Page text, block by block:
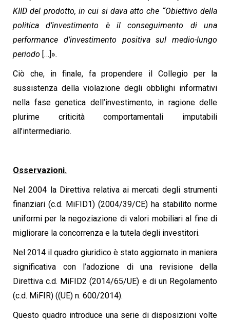
KIID del prodotto, in cui si dava atto che “Obiettivo della
politica d’investimento è il conseguimento di una
performance d’investimento positiva sul medio-lungo
periodo […]».
Ciò che, in finale, fa propendere il Collegio per la
sussistenza della violazione degli obblighi informativi
nella fase genetica dell’investimento, in ragione delle
plurime criticità comportamentali imputabili
all’intermediario.
Osservazioni.
Nel 2004 la Direttiva relativa ai mercati degli strumenti
finanziari (c.d. MiFID1) (2004/39/CE) ha stabilito norme
uniformi per la negoziazione di valori mobiliari al fine di
migliorare la concorrenza e la tutela degli investitori.
Nel 2014 il quadro giuridico è stato aggiornato in maniera
significativa con l’adozione di una revisione della
Direttiva c.d. MiFID2 (2014/65/UE) e di un Regolamento
(c.d. MiFIR) ((UE) n. 600/2014).
Questo quadro introduce una serie di disposizioni volte